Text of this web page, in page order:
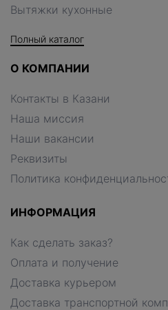
Вытяжки кухонные
Полный каталог
О КОМПАНИИ
Контакты в Казани
Наша миссия
Наши вакансии
Реквизиты
Политика
ИНФОРМАЦИЯ
Как сделать заказ?
Оплата и получение
Доставка курьером
Доставка транспортной